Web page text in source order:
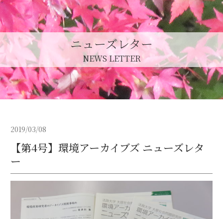
ニューズレター
NEWS LETTER
2019/03/08
【第4号】環境アーカイブズ ニューズレタ
ー